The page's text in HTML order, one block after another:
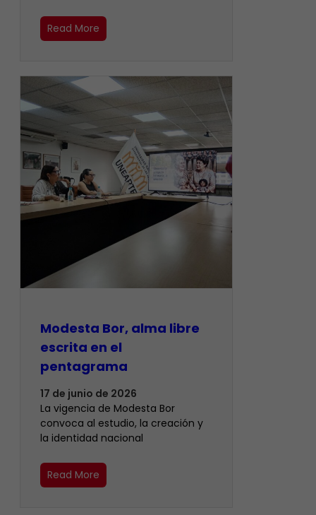
Read More
Modesta Bor, alma libre
escrita en el
pentagrama
17 de junio de 2026
La vigencia de Modesta Bor
convoca al estudio, la creación y
la identidad nacional
Read More